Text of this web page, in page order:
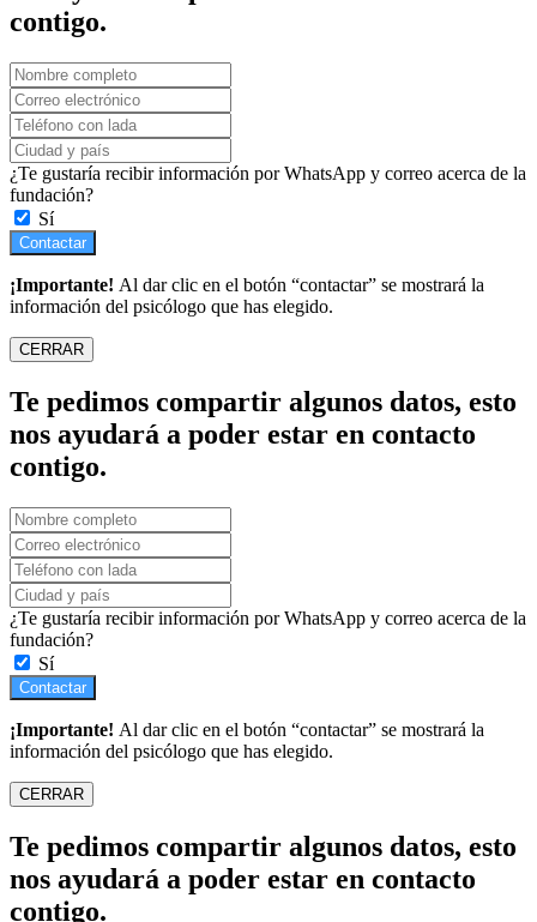
contigo.
¿Te gustaría recibir información por WhatsApp y correo acerca de la
fundación?
Sí
Contactar
¡Importante! Al dar clic en el botón “contactar” se mostrará la
información del psicólogo que has elegido.
CERRAR
Te pedimos compartir algunos datos, esto
nos ayudará a poder estar en contacto
contigo.
¿Te gustaría recibir información por WhatsApp y correo acerca de la
fundación?
Sí
Contactar
¡Importante! Al dar clic en el botón “contactar” se mostrará la
información del psicólogo que has elegido.
CERRAR
Te pedimos compartir algunos datos, esto
nos ayudará a poder estar en contacto
contigo.